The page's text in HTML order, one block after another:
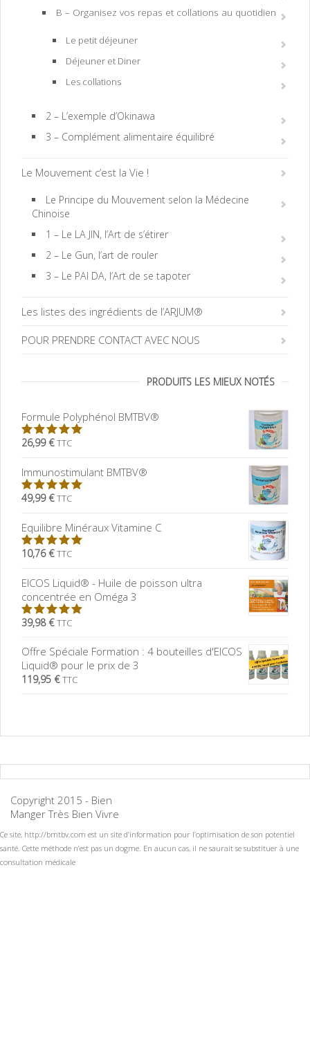
B – Organisez vos repas et collations au quotidien
Le petit déjeuner
Déjeuner et Diner
Les collations
2 – L’exemple d’Okinawa
3 – Complément alimentaire équilibré
Le Mouvement c’est la Vie !
Le Principe du Mouvement selon la Médecine
Chinoise
1 – Le LA JIN, l’Art de s’étirer
2 – Le Gun, l’art de rouler
3 – Le PAI DA, l’Art de se tapoter
Les listes des ingrédients de l’ARJUM®
POUR PRENDRE CONTACT AVEC NOUS
PRODUITS LES MIEUX NOTÉS
Formule Polyphénol BMTBV®
5.00 sur
26,99 € TTC
Immunostimulant BMTBV®
5.00 sur
49,99 € TTC
Equilibre Minéraux Vitamine C
5.00 sur
10,76 € TTC
EICOS Liquid® - Huile de poisson ultra
concentrée en Oméga 3
5.00 sur
39,98 € TTC
Offre Spéciale Formation : 4 bouteilles d'EICOS
Liquid® pour le prix de 3
119,95 € TTC
Copyright 2015 - Bien
Manger Très Bien Vivre
Ce site, http://bmtbv.com est un site d’information pour l’optimisation de son potentiel
santé. Cette méthode n’est pas un dogme. En aucun cas, il ne saurait se substituer à une
consultation médicale